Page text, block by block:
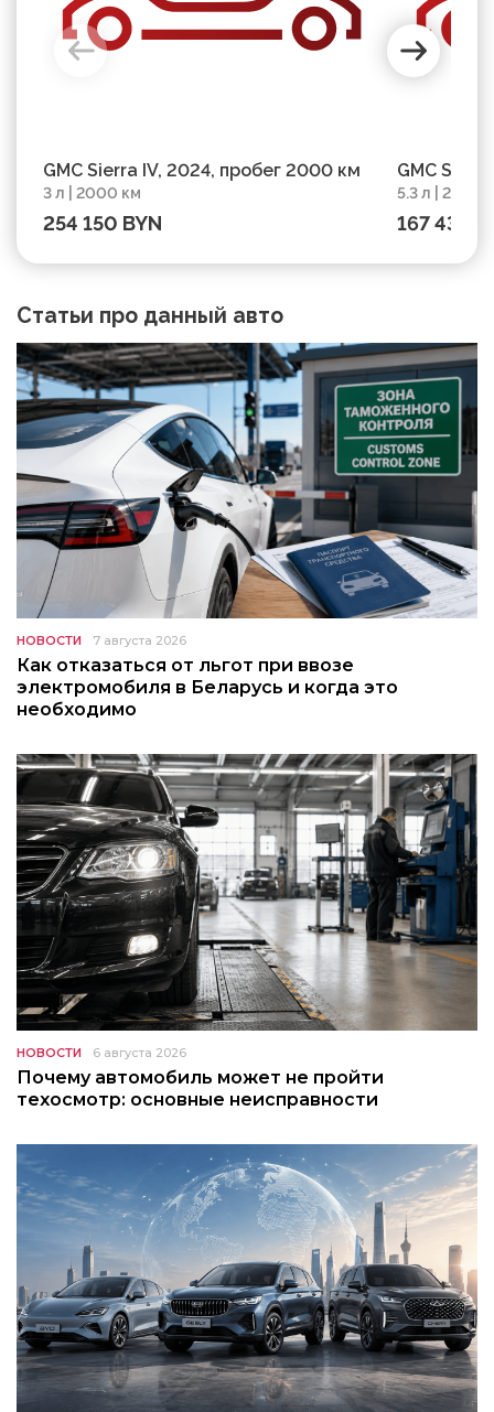
GMC Sierra IV, 2024, пробег 2000 км
3 л | 2000 км
254 150 BYN
GMC
5.3 л |
167 437
Статьи про данный авто
НОВОСТИ 7 августа 2026
Как отказаться от льгот при ввозе
электромобиля в Беларусь и когда это
необходимо
НОВОСТИ 6 августа 2026
Почему автомобиль может не пройти
техосмотр: основные неисправности